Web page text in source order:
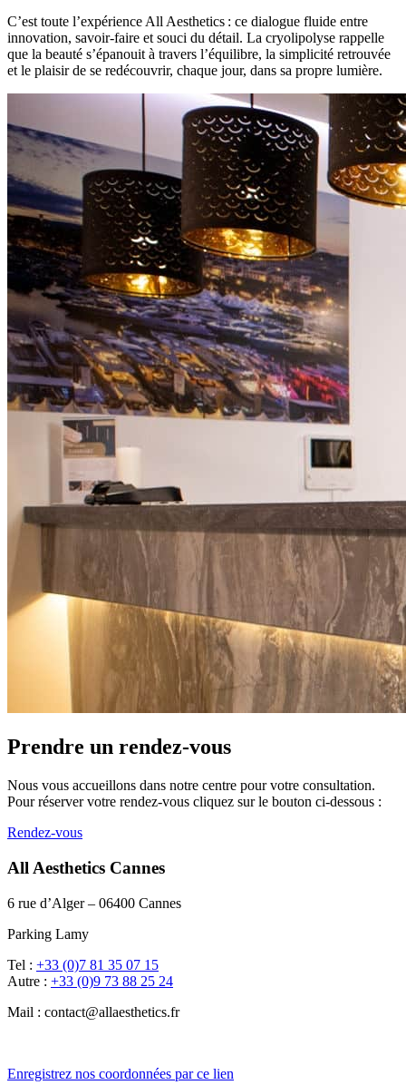
C’est toute l’expérience All Aesthetics : ce dialogue fluide entre
innovation, savoir-faire et souci du détail. La cryolipolyse rappelle
que la beauté s’épanouit à travers l’équilibre, la simplicité retrouvée
et le plaisir de se redécouvrir, chaque jour, dans sa propre lumière.
Prendre un rendez-vous
Nous vous accueillons dans notre centre pour votre consultation.
Pour réserver votre rendez-vous cliquez sur le bouton ci-dessous :
Rendez-vous
All Aesthetics Cannes
6 rue d’Alger – 06400 Cannes
Parking Lamy
Tel : +33 (0)7 81 35 07 15
Autre : +33 (0)9 73 88 25 24
Mail : contact@allaesthetics.fr
Enregistrez nos coordonnées par ce lien